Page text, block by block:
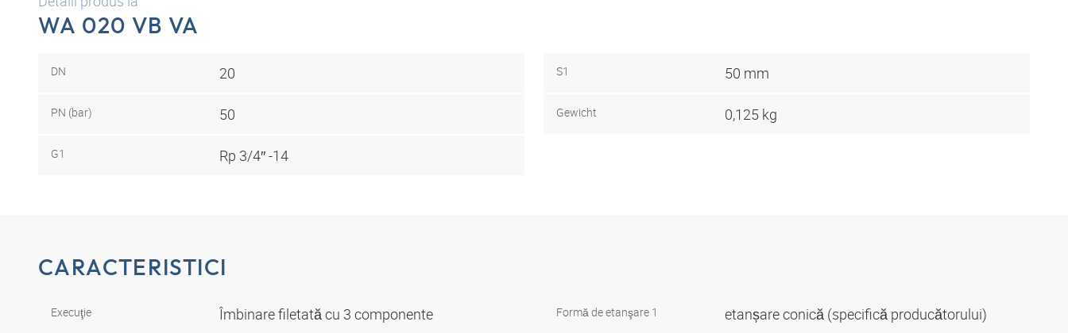
WA 020 VB VA
DN 20
PN (bar) 50
G1 Rp 3/4″ -14
S1 50 mm
Gewicht 0,125 kg
CARACTERISTICI
Execuţie Îmbinare filetată cu 3 componente Formă de etanşare 1 etanșare conică (specifică producătorului)